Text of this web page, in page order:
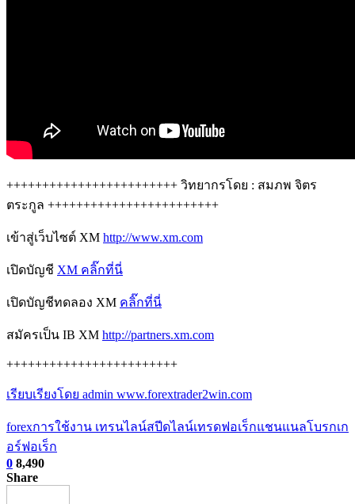
++++++++++++++++++++++++ วิทยากรโดย : สมภพ จิตร
ตระกูล ++++++++++++++++++++++++
เข้าสู่เว็บไซต์ XM http://www.xm.com
เปิดบัญชี XM คลิ๊กที่นี่
เปิดบัญชีทดลอง XM คลิ๊กที่นี่
สมัครเป็น IB XM http://partners.xm.com
++++++++++++++++++++++++
เรียบเรียงโดย admin www.forextrader2win.com
forexการใช้งาน เทรนไลน์สปีดไลน์เทรดฟอเร็กแชนแนลโบรกเก
อร์ฟอเร็ก
0 8,490
Share